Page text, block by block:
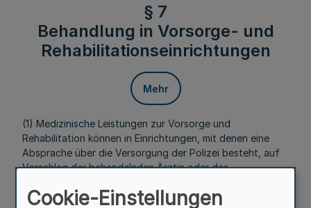
§ 7
Behandlung in Vorsorge- und
Rehabilitationseinrichtungen
Mehr
(1) Medizinische Leistungen zur Vorsorge und
Rehabilitation können in Einrichtungen, mit denen eine
Absprache über die Versorgung der Polizei besteht, auf
Vorschlag der behandelnden Ärztin oder des
Dienstvorgesetzten oder des Dienstvorgesetzten
Cookie-Einstellungen